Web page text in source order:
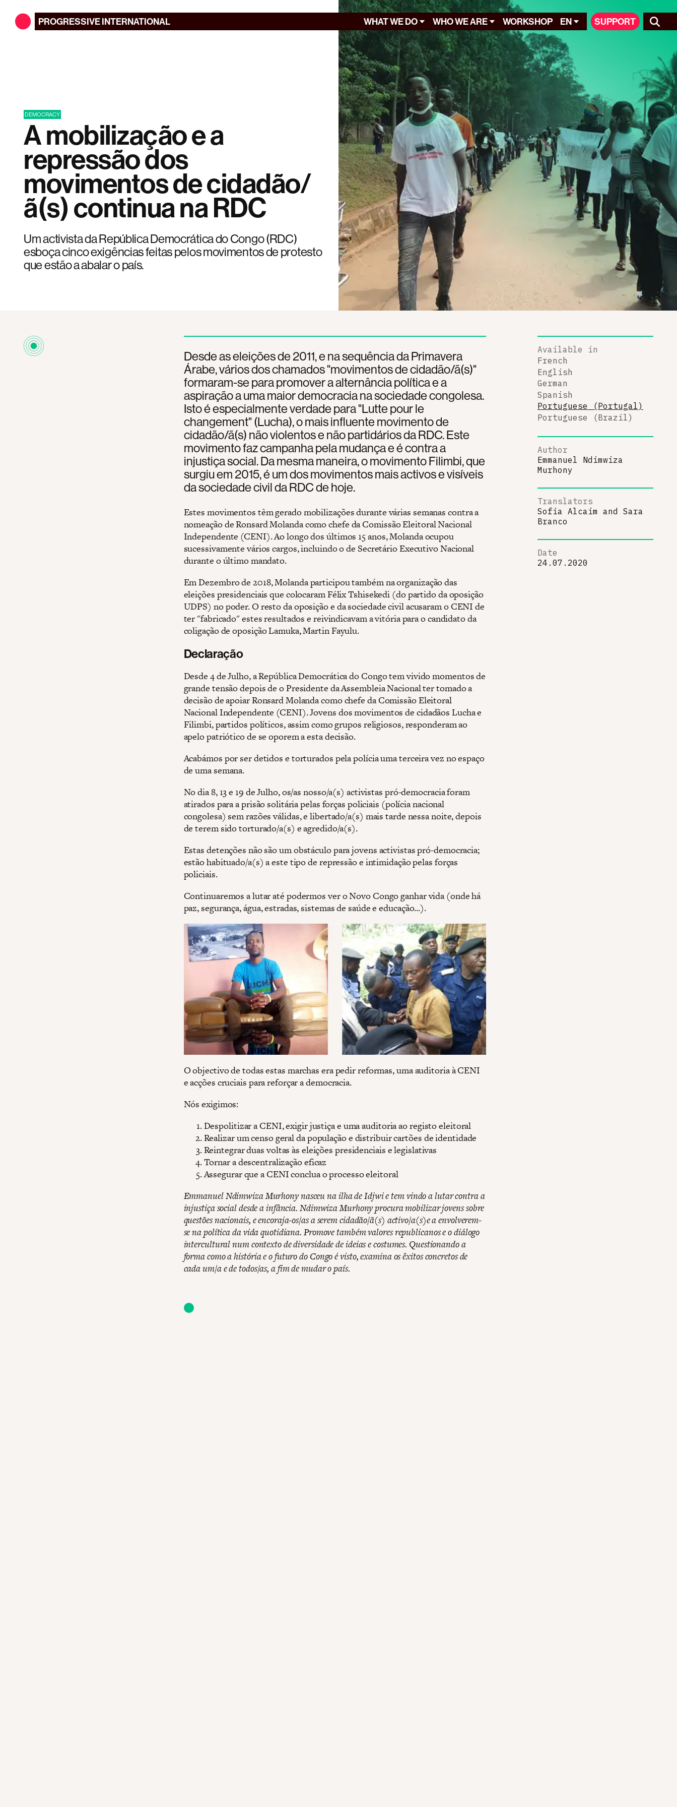
PROGRESSIVEINTERNATIONAL WHAT WE DO WHO WE ARE WORKSHOP EN SUPPORT
DEMOCRACY
A mobilização e a
repressão dos
movimentos de cidadão/
ã(s) continua na RDC
Um activista da República Democrática do Congo (RDC)
esboça cinco exigências feitas pelos movimentos de protesto
que estão a abalar o país.
Desde as eleições de 2011, e na sequência da Primavera
Árabe, vários dos chamados "movimentos de cidadão/ã(s)"
formaram-se para promover a alternância política e a
aspiração a uma maior democracia na sociedade congolesa.
Isto é especialmente verdade para "Lutte pour le
changement" (Lucha), o mais influente movimento de
cidadão/ã(s) não violentos e não partidários da RDC. Este
movimento faz campanha pela mudança e é contra a
injustiça social. Da mesma maneira, o movimento Filimbi, que
surgiu em 2015, é um dos movimentos mais activos e visíveis
da sociedade civil da RDC de hoje.
Estes movimentos têm gerado mobilizações durante várias semanas contra a
nomeação de Ronsard Molanda como chefe da Comissão Eleitoral Nacional
Independente (CENI). Ao longo dos últimos 15 anos, Molanda ocupou
sucessivamente vários cargos, incluindo o de Secretário Executivo Nacional
durante o último mandato.
Em Dezembro de 2018, Molanda participou também na organização das
eleições presidenciais que colocaram Félix Tshisekedi (do partido da oposição
UDPS) no poder. O resto da oposição e da sociedade civil acusaram o CENI de
ter "fabricado" estes resultados e reivindicavam a vitória para o candidato da
coligação de oposição Lamuka, Martin Fayulu.
Declaração
Desde 4 de Julho, a República Democrática do Congo tem vivido momentos de
grande tensão depois de o Presidente da Assembleia Nacional ter tomado a
decisão de apoiar Ronsard Molanda como chefe da Comissão Eleitoral
Nacional Independente (CENI). Jovens dos movimentos de cidadãos Lucha e
Filimbi, partidos políticos, assim como grupos religiosos, responderam ao
apelo patriótico de se oporem a esta decisão.
Acabámos por ser detidos e torturados pela polícia uma terceira vez no espaço
de uma semana.
No dia 8, 13 e 19 de Julho, os/as nosso/a(s) activistas pró-democracia foram
atirados para a prisão solitária pelas forças policiais (polícia nacional
congolesa) sem razões válidas, e libertado/a(s) mais tarde nessa noite, depois
de terem sido torturado/a(s) e agredido/a(s).
Estas detenções não são um obstáculo para jovens activistas pró-democracia;
estão habituado/a(s) a este tipo de repressão e intimidação pelas forças
policiais.
Continuaremos a lutar até podermos ver o Novo Congo ganhar vida (onde há
paz, segurança, água, estradas, sistemas de saúde e educação...).
O objectivo de todas estas marchas era pedir reformas, uma auditoria à CENI
e acções cruciais para reforçar a democracia.
Nós exigimos:
Despolitizar a CENI, exigir justiça e uma auditoria ao registo eleitoral
Realizar um censo geral da população e distribuir cartões de identidade
Reintegrar duas voltas às eleições presidenciais e legislativas
Tornar a descentralização eficaz
Assegurar que a CENI conclua o processo eleitoral
Emmanuel Ndimwiza Murhony nasceu na ilha de Idjwi e tem vindo a lutar contra a
injustiça social desde a infância. Ndimwiza Murhony procura mobilizar jovens sobre
questões nacionais, e encoraja-os/as a serem cidadão/ã(s) activo/a(s)e a envolverem-
se na política da vida quotidiana. Promove também valores republicanos e o diálogo
intercultural num contexto de diversidade de ideias e costumes. Questionando a
forma como a história e o futuro do Congo é visto, examina os êxitos concretos de
cada um/a e de todos/as, a fim de mudar o país.
Available in
French
English
German
Spanish
Portuguese (Portugal)
Portuguese (Brazil)
Author
Emmanuel Ndimwiza
Murhony
Translators
Sofia Alcaim and Sara
Branco
Date
24.07.2020